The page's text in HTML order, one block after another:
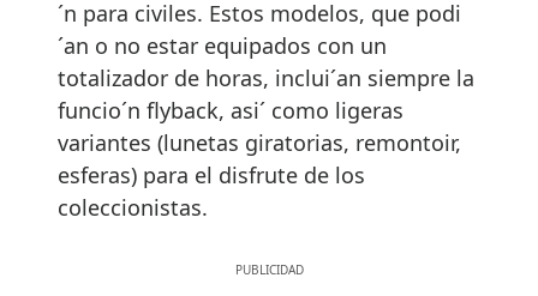
´n para civiles. Estos modelos, que podi
´an o no estar equipados con un
totalizador de horas, inclui´an siempre la
funcio´n flyback, asi´ como ligeras
variantes (lunetas giratorias, remontoir,
esferas) para el disfrute de los
coleccionistas.